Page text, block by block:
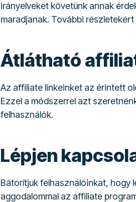
irányelveket követünk annak
maradjanak. További
Átlátható
Az affiliate linkeinket az érintett
Ezzel a módszerrel azt
felhasználók.
Lépjen
Bátorítjuk felhasználóinkat, hogy
aggodalommal az affiliate